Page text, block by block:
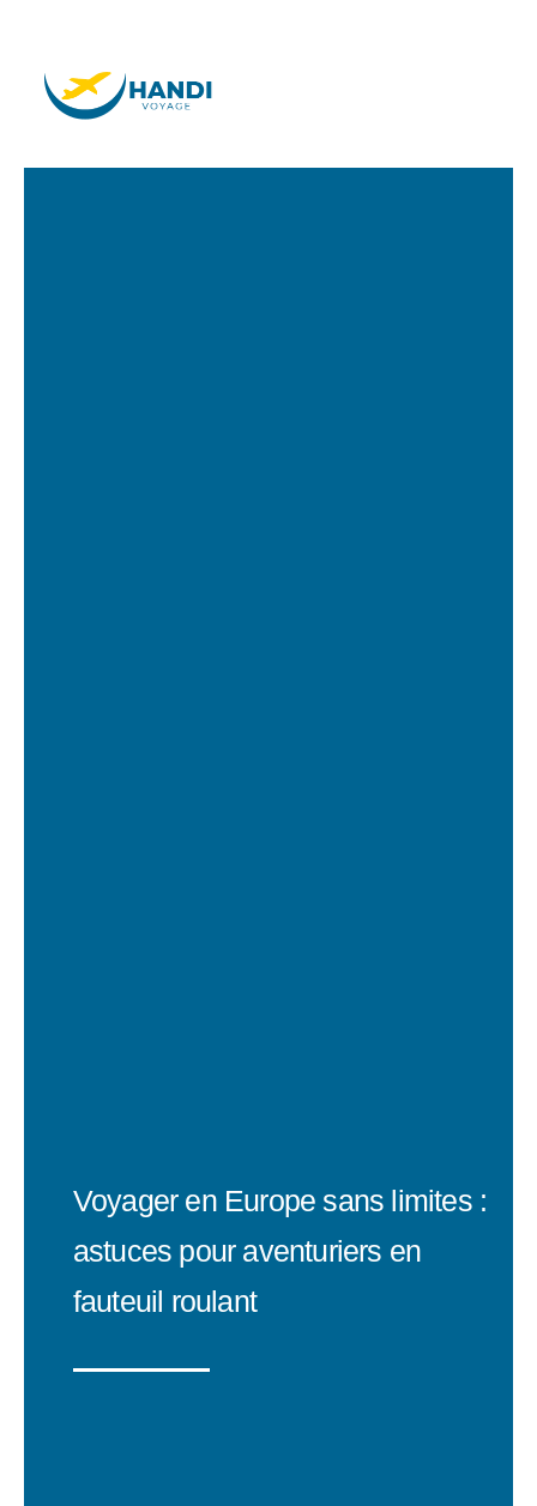
Voyager en Europe sans limites :
astuces pour aventuriers en
fauteuil roulant